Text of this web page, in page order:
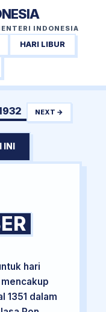
INDONESIA
HARI LIBUR
NEXT →
hari
1351 dalam